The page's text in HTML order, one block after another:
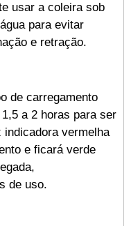
usar a coleira sob
para evitar
e retração.
de carregamento
a 2 horas para ser
indicadora vermelha
e ficará verde
de uso.